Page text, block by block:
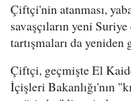
Çiftçi'nin atanması,
savaşçıların yeni
tartışmaları da
Çiftçi, geçmişte El
İçişleri Bakanlığı'nın